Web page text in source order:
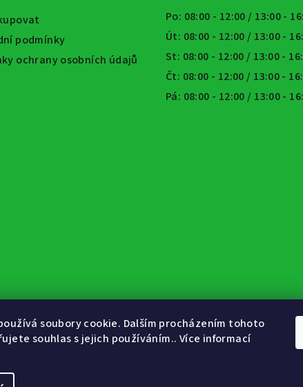
soubory cookie. Dalším procházením tohoto
souhlas s jejich používáním.. Více informací
podmínky
ochrany osobních údajů
Po: 08:00 - 12:00 / 13:00 -
Út: 08:00 - 12:00 / 13:00 -
St: 08:00 - 12:00 / 13:00 -
Čt: 08:00 - 12:00 / 13:00 -
Pá: 08:00 - 12:00 / 13:00 -